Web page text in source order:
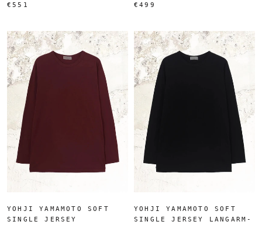
€551
€499
YOHJI YAMAMOTO SOFT
SINGLE JERSEY
YOHJI YAMAMOTO SOFT
SINGLE JERSEY LANGARM-